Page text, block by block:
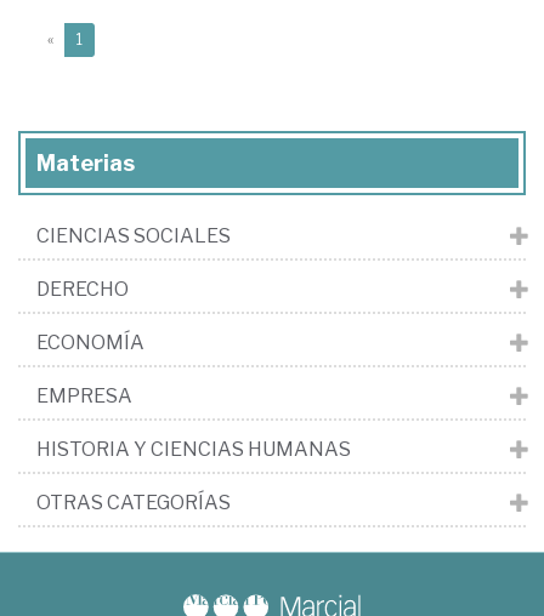
« 1
Materias
CIENCIAS SOCIALES
DERECHO
ECONOMÍA
EMPRESA
HISTORIA Y CIENCIAS HUMANAS
OTRAS CATEGORÍAS